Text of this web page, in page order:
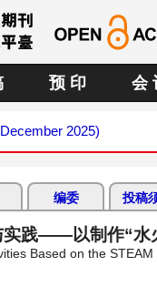
预 印 会
2025)
编委 投稿
践——以制作“水
Based on the